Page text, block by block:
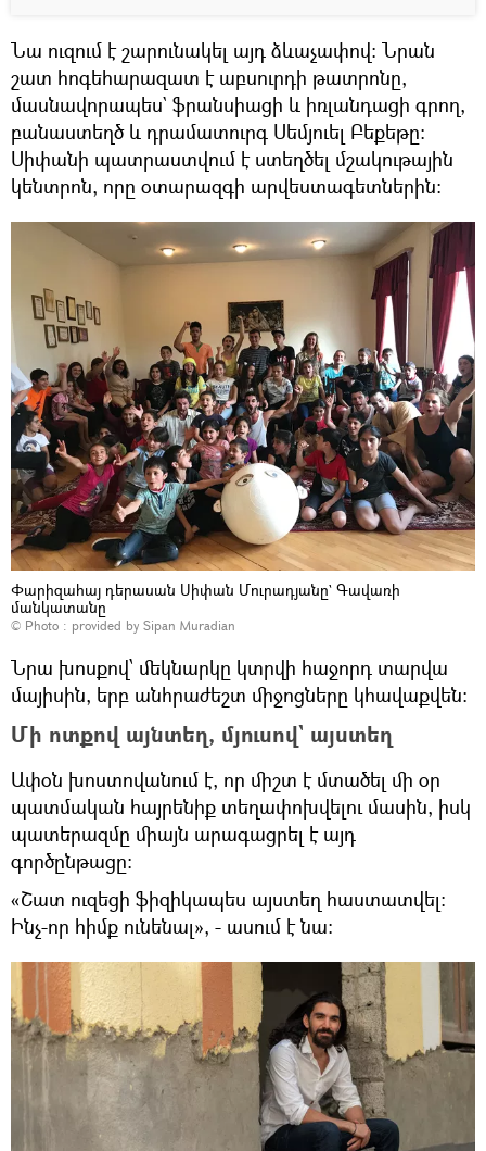
Նա ուզում է շարունակել այդ ձևաչափով։ Նրան
շատ հոգեհարազատ է աբսուրդի թատրոնը,
մասնավորապես` ֆրանսիացի և իռլանդացի գրող,
բանաստեղծ և դրամատուրգ Սեմյուել Բեքեթը։
Սիփանի պատրաստվում է ստեղծել մշակութային
կենտրոն, որը օտարազգի արվեստագետներին:
Փարիզահայ դերասան Սիփան Մուրադյանը` Գավառի
մանկատանը
© Photo : provided by Sipan Muradian
Նրա խոսքով՝ մեկնարկը կտրվի հաջորդ տարվա
մայիսին, երբ անհրաժեշտ միջոցները կհավաքվեն։
Մի ոտքով այնտեղ, մյուսով` այստեղ
Ափօն խոստովանում է, որ միշտ է մտածել մի օր
պատմական հայրենիք տեղափոխվելու մասին, իսկ
պատերազմը միայն արագացրել է այդ
գործընթացը։
«Շատ ուզեցի ֆիզիկապես այստեղ հաստատվել։
Ինչ-որ հիմք ունենալ», - ասում է նա։